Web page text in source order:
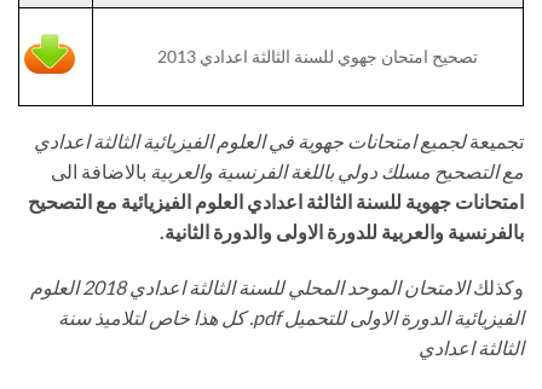
تصحيح امتحان جهوي للسنة الثالثة اعدادي 2013
تجميعةلجميع امتحانات جهوية في العلوم الفيزيائية الثالثة اعدادي
مع التصحيح مسلك دولي باللغة الفرنسية والعربية بالاضافة الى
امتحانات جهوية للسنة الثالثة اعدادي العلوم الفيزيائية مع التصحيح
بالفرنسية والعربية للدورة الاولى والدورة الثانية.
وكذلك
الامتحان الموحد المحلي للسنة الثالثة اعدادي 2018 العلوم
الفيزيائية الدورة الاولى للتحميل pdf. كل هذا خاص لتلاميذ سنة
الثالثة اعدادي